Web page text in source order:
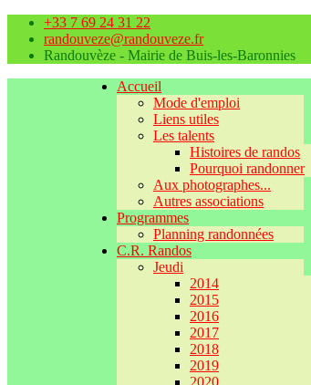
+33 7 69 24 31 22
randouveze@randouveze.fr
Randouvèze - Mairie de Buis-les-Baronnies
Accueil
Mode d'emploi
Liens utiles
Les talents
Histoires de randos
Pourquoi randonner
Aux photographes...
Autres associations
Programmes
Planning randonnées
C.R. Randos
Jeudi
2014
2015
2016
2017
2018
2019
2020